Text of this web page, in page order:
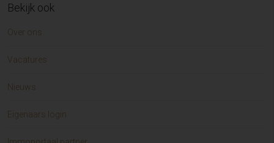
Bekijk ook
Over ons
Vacatures
Nieuws
Eigenaars login